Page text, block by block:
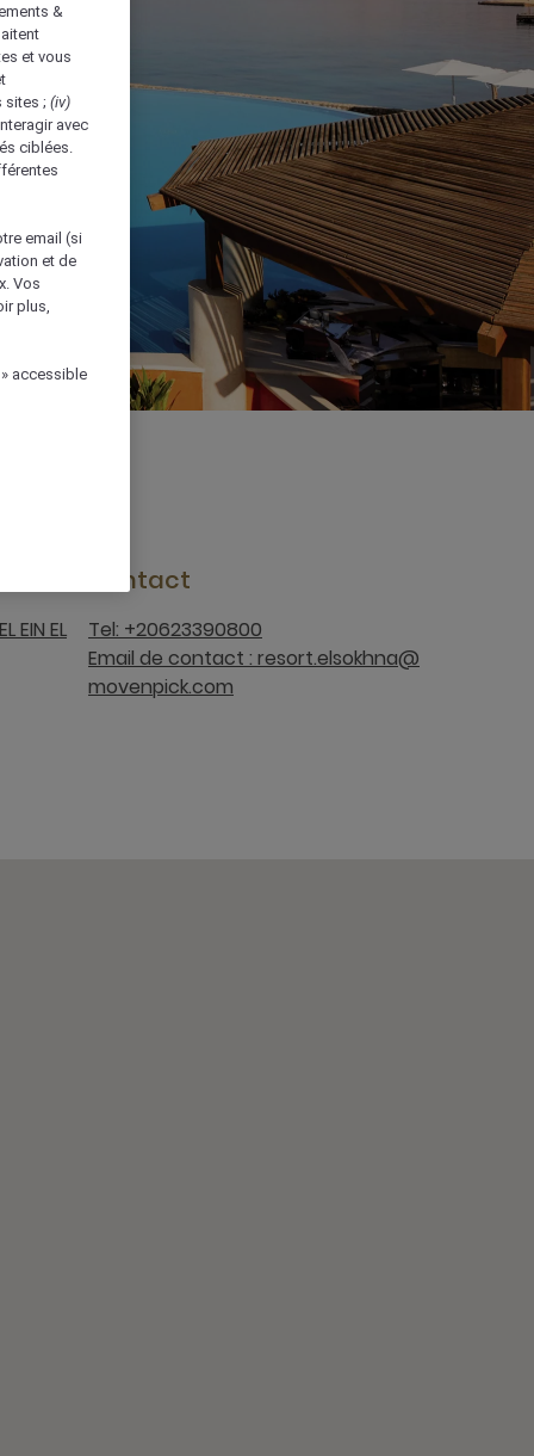
EIN EL
Contact
Tel: +20623390800
Email de contact : resort.elsokhna@
movenpick.com
&
et vous
sites ; (iv)
avec
ciblées.
email (si
et de
Vos
plus,
accessible